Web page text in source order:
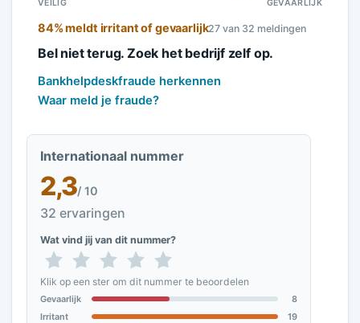
VEILIG GEVAARLIJK
84% meldt irritant of gevaarlijk27 van 32 meldingen
Bel niet terug. Zoek het bedrijf zelf op.
Bankhelpdeskfraude herkennen
Waar meld je fraude?
Internationaal nummer
2,3/ 10
32 ervaringen
Wat vind jij van dit nummer?
Klik op een ster om dit nummer te beoordelen
Gevaarlijk
8
Irritant
19